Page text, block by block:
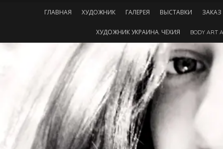
ГЛАВНАЯ ХУДОЖНИК ГАЛЕРЕЯ ВЫСТАВКИ
ХУДОЖНИК УКРАИНА. ЧЕХИЯ BODY ART